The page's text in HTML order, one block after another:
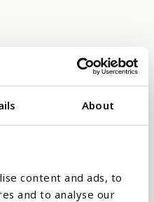
About
content and ads, to
and to analyse our